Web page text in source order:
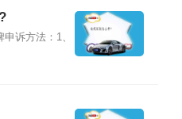
诉方法：1、